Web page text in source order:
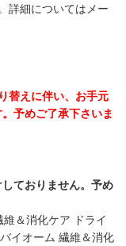
詳細についてはメー
替えに伴い、お手元
予めご了承下さいま
ておりません。予め
維＆消化ケア ドライ
イオーム 繊維＆消化